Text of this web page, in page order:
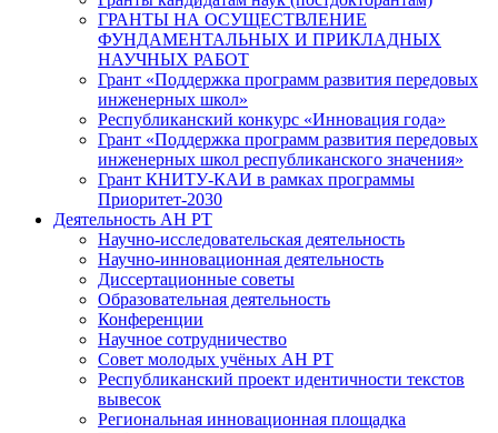
ГРАНТЫ НА ОСУЩЕСТВЛЕНИЕ
ФУНДАМЕНТАЛЬНЫХ И ПРИКЛАДНЫХ
НАУЧНЫХ РАБОТ
Грант «Поддержка программ развития передовых
инженерных школ»
Республиканский конкурс «Инновация года»
Грант «Поддержка программ развития передовых
инженерных школ республиканского значения»
Грант КНИТУ-КАИ в рамках программы
Приоритет-2030
Деятельность АН РТ
Научно-исследовательская деятельность
Научно-инновационная деятельность
Диссертационные советы
Образовательная деятельность
Конференции
Научное сотрудничество
Совет молодых учёных АН РТ
Республиканский проект идентичности текстов
вывесок
Региональная инновационная площадка